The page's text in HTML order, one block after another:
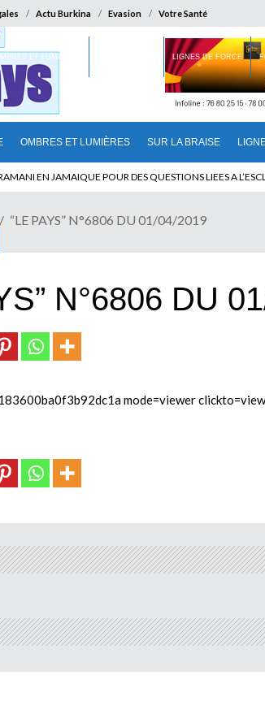
Actu Burkina Evasion Votre Santé
OMBRES ET LUMIÈRES SUR LA BRAISE
ET LUMIÈRES LIGNES DE FORCE
DRAMANI EN JAMAIQUE POUR DES QUESTIONS LIEES A
PROLONGEE DE PAUL BIYA DU CAMEROUN : Qui pilote le
“LE PAYS” N°6806 DU 01/04/2019
N°6806 DU
mode=viewer